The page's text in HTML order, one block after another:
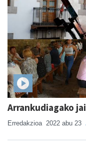
Arrankudiagako
Erredakzioa 2022 abu 23